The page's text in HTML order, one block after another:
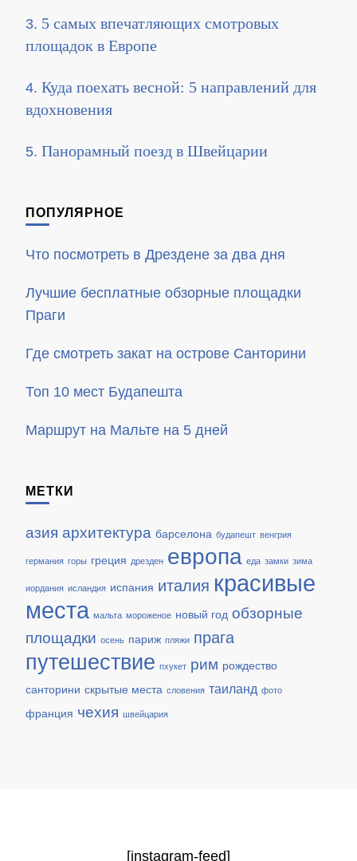
5 самых впечатляющих смотровых
площадок в Европе
Куда поехать весной: 5 направлений для
вдохновения
Панорамный поезд в Швейцарии
ПОПУЛЯРНОЕ
Что посмотреть в Дрездене за два дня
Лучшие бесплатные обзорные площадки
Праги
Где смотреть закат на острове Санторини
Топ 10 мест Будапешта
Маршрут на Мальте на 5 дней
МЕТКИ
азия архитектура барселона будапешт венгрия
германия горы греция дрезден европа еда замки зима
иордания исландия испания италия красивые
места мальта мороженое новый год обзорные
площадки осень париж пляжи прага
путешествие пхукет рим рождество
санторини скрытые места словения таиланд фото
франция чехия швейцария
[instagram-feed]